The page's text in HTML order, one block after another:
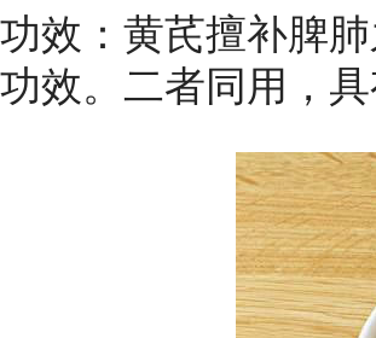
功效：黄芪擅补脾
功效。二者同用，